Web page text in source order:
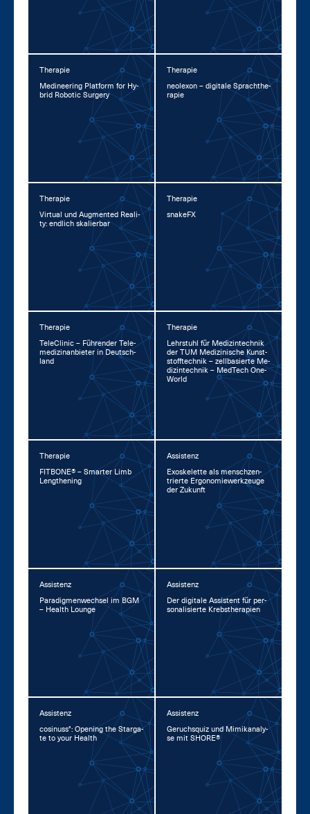
Therapie
Me­di­nee­ring Plat­form for Hy­
brid Ro­botic Sur­ge­ry
Therapie
neo­l­exon – di­gi­ta­le Sprachthe­
ra­pie
Therapie
Vir­tu­al und Aug­men­ted Rea­li­
ty: end­lich ska­lier­bar
Therapie
snake­FX
Therapie
TeleCli­nic – Füh­ren­der Te­le­
me­di­zin­an­bie­ter in Deutsch­
land
Therapie
Lehr­stuhl für Me­di­zin­tech­nik
der TUM Me­di­zi­ni­sche Kunst­
stoff­tech­nik – zell­ba­sier­te Me­
di­zin­tech­nik – Med­Tech One­
World
Therapie
FIT­BO­NE® – Smar­ter Limb
Leng­the­ning
Assistenz
Exo­s­ke­let­te als mensch­zen­
trier­te Er­go­no­mie­werk­zeu­ge
der Zu­kunft
Assistenz
Pa­ra­dig­men­wech­sel im BGM
– Health Lounge
Assistenz
Der di­gi­ta­le As­sis­tent für per­
so­na­li­sier­te Krebs­the­ra­pi­en
Assistenz
co­si­nuss°: Opening the Star­ga­
te to your Health
Assistenz
Ge­ruchs­quiz und Mi­mi­kana­ly­
se mit SHORE®